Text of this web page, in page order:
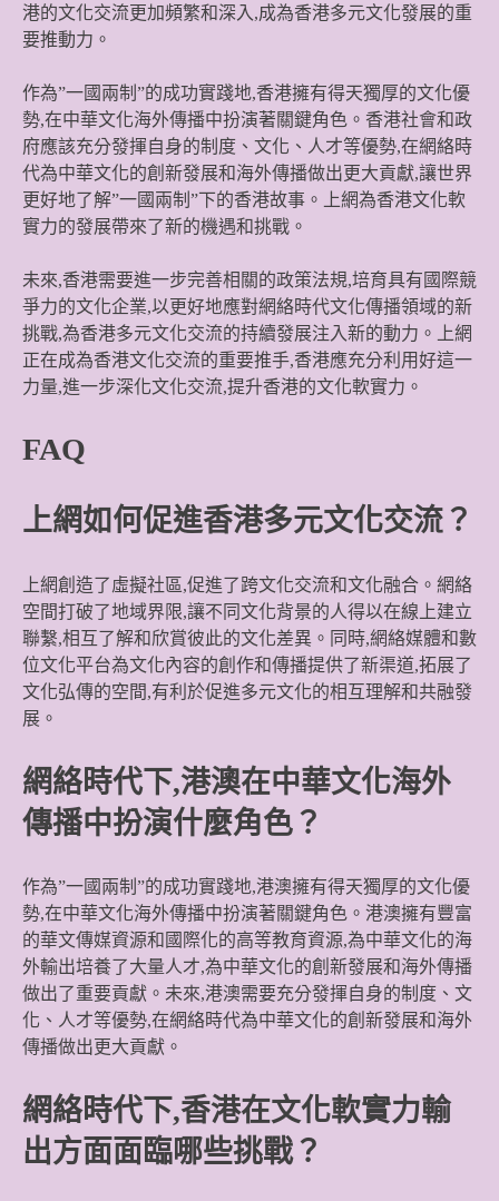
港的文化交流更加頻繁和深入,成為香港多元文化發展的重
要推動力。
作為”一國兩制”的成功實踐地,香港擁有得天獨厚的文化優
勢,在中華文化海外傳播中扮演著關鍵角色。香港社會和政
府應該充分發揮自身的制度、文化、人才等優勢,在網絡時
代為中華文化的創新發展和海外傳播做出更大貢獻,讓世界
更好地了解”一國兩制”下的香港故事。上網為香港文化軟
實力的發展帶來了新的機遇和挑戰。
未來,香港需要進一步完善相關的政策法規,培育具有國際競
爭力的文化企業,以更好地應對網絡時代文化傳播領域的新
挑戰,為香港多元文化交流的持續發展注入新的動力。上網
正在成為香港文化交流的重要推手,香港應充分利用好這一
力量,進一步深化文化交流,提升香港的文化軟實力。
FAQ
上網如何促進香港多元文化交流？
上網創造了虛擬社區,促進了跨文化交流和文化融合。網絡
空間打破了地域界限,讓不同文化背景的人得以在線上建立
聯繫,相互了解和欣賞彼此的文化差異。同時,網絡媒體和數
位文化平台為文化內容的創作和傳播提供了新渠道,拓展了
文化弘傳的空間,有利於促進多元文化的相互理解和共融發
展。
網絡時代下,港澳在中華文化海外
傳播中扮演什麼角色？
作為”一國兩制”的成功實踐地,港澳擁有得天獨厚的文化優
勢,在中華文化海外傳播中扮演著關鍵角色。港澳擁有豐富
的華文傳媒資源和國際化的高等教育資源,為中華文化的海
外輸出培養了大量人才,為中華文化的創新發展和海外傳播
做出了重要貢獻。未來,港澳需要充分發揮自身的制度、文
化、人才等優勢,在網絡時代為中華文化的創新發展和海外
傳播做出更大貢獻。
網絡時代下,香港在文化軟實力輸
出方面面臨哪些挑戰？